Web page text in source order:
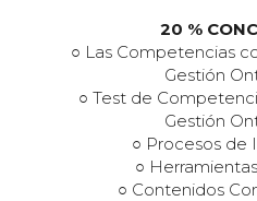
20 %
○ Las Competencias
Gestión
○ Test de
Gestión
○ Procesos de
○
○ Contenidos